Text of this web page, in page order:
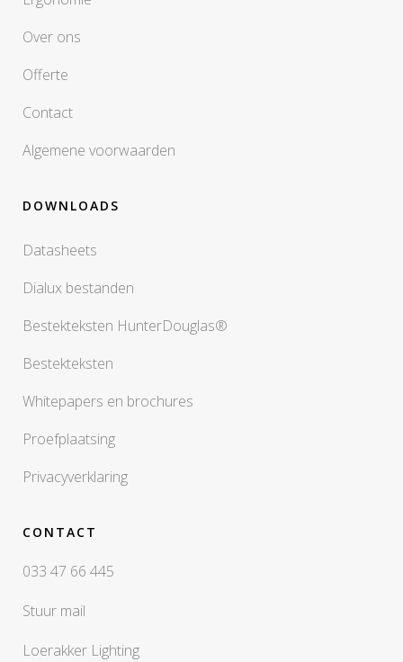
Over ons
Offerte
Contact
Algemene voorwaarden
DOWNLOADS
Datasheets
Dialux bestanden
Bestekteksten HunterDouglas®
Bestekteksten
Whitepapers en brochures
Proefplaatsing
Privacyverklaring
CONTACT
033 47 66 445
Stuur mail
Loerakker Lighting